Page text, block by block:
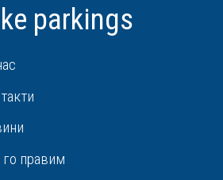
parkings
го правим